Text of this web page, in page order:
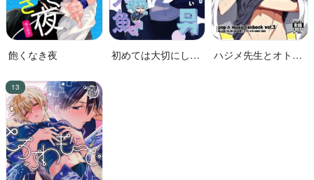
飽くなき夜
初めては大切にした
ハジメ先生とオトナ